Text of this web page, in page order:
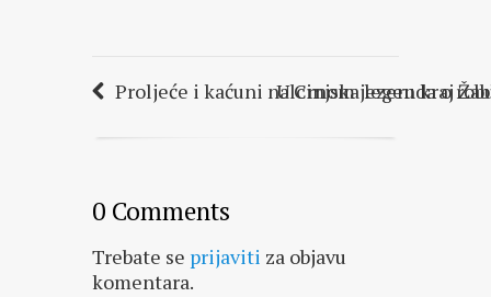
Proljeće i kaćuni na Crnom jezeru kraj
Ulcinjska legenda o
0 Comments
Trebate se prijaviti za objavu
komentara.